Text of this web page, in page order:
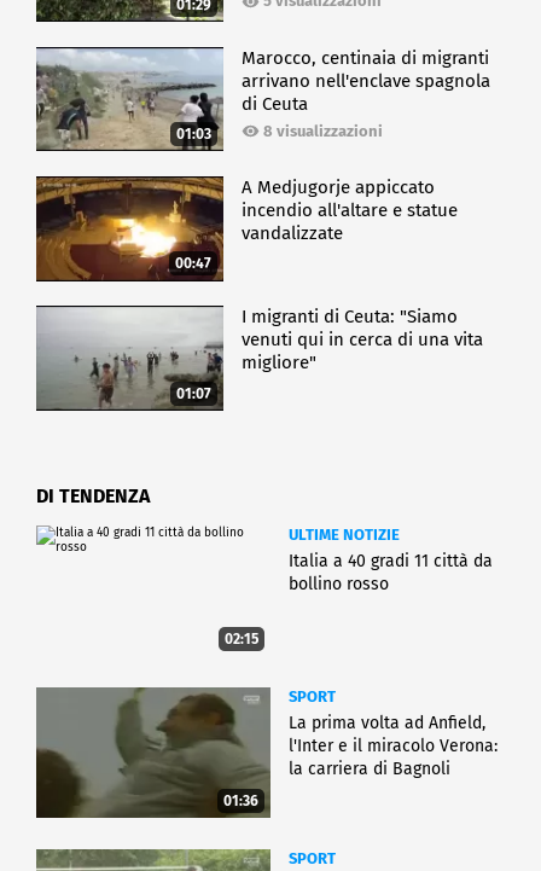
01:29
01:03
Marocco, centinaia di migranti
arrivano nell'enclave spagnola
di Ceuta
8 visualizzazioni
00:47
A Medjugorje appiccato
incendio all'altare e statue
vandalizzate
01:07
I migranti di Ceuta: "Siamo
venuti qui in cerca di una vita
migliore"
DI TENDENZA
02:15
ULTIME NOTIZIE
Italia a 40 gradi 11 città da
bollino rosso
01:36
SPORT
La prima volta ad Anfield,
l'Inter e il miracolo Verona:
la carriera di Bagnoli
SPORT